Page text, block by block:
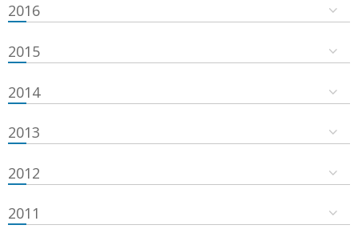
2016
2015
2014
2013
2012
2011